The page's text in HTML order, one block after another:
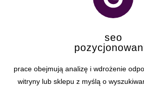
seo
prace obejmują analizę i wdrożenie
witryny lub sklepu z myślą o